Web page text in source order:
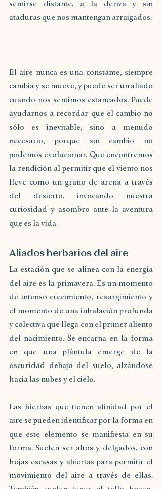
sentirse distante, a la deriva y sin
ataduras que nos mantengan arraigados.
El aire nunca es una constante, siempre
cambia y se mueve, y puede ser un aliado
cuando nos sentimos estancados. Puede
ayudarnos a recordar que el cambio no
sólo es inevitable, sino a menudo
necesario, porque sin cambio no
podemos evolucionar. Que encontremos
la rendición al permitir que el viento nos
lleve como un grano de arena a través
del desierto, invocando nuestra
curiosidad y asombro ante la aventura
que es la vida.
Aliados herbarios del aire
La estación que se alinea con la energía
del aire es la primavera. Es un momento
de intenso crecimiento, resurgimiento y
el momento de una inhalación profunda
y colectiva que llega con el primer aliento
del nacimiento. Se encarna en la forma
en que una plántula emerge de la
oscuridad debajo del suelo, alzándose
hacia las nubes y el cielo.
Las hierbas que tienen afinidad por el
aire se pueden identificar por la forma en
que este elemento se manifiesta en su
forma. Suelen ser altos y delgados, con
hojas escasas y abiertas para permitir el
movimiento del aire a través de ellas.